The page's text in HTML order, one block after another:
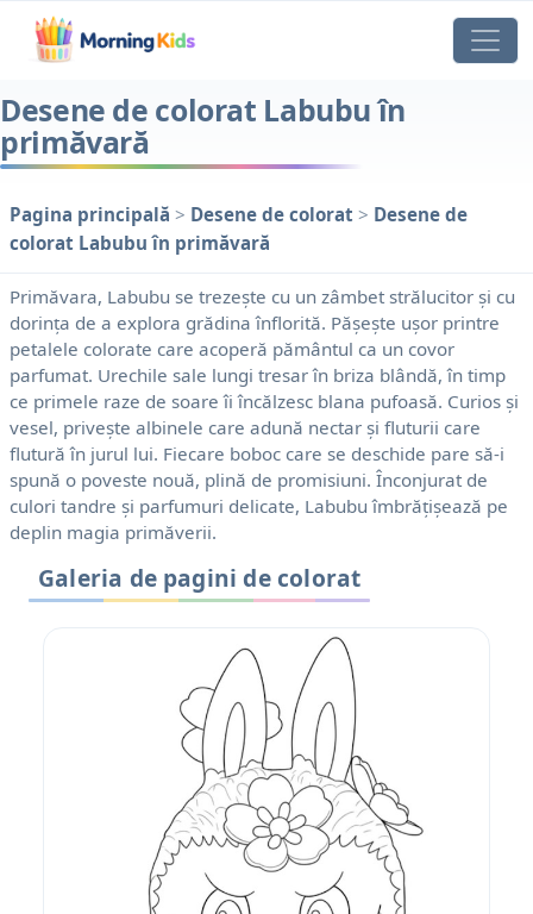
Desene de colorat Labubu în
primăvară
Pagina principală > Desene de colorat > Desene de
colorat Labubu în primăvară
Primăvara, Labubu se trezește cu un zâmbet strălucitor și cu
dorința de a explora grădina înflorită. Pășește ușor printre
petalele colorate care acoperă pământul ca un covor
parfumat. Urechile sale lungi tresar în briza blândă, în timp
ce primele raze de soare îi încălzesc blana pufoasă. Curios și
vesel, privește albinele care adună nectar și fluturii care
flutură în jurul lui. Fiecare boboc care se deschide pare să-i
spună o poveste nouă, plină de promisiuni. Înconjurat de
culori tandre și parfumuri delicate, Labubu îmbrățișează pe
deplin magia primăverii.
Galeria de pagini de colorat